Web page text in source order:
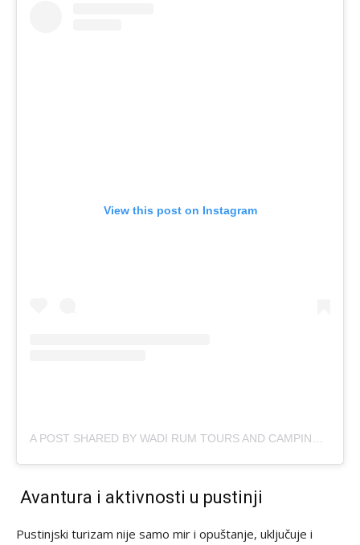
View this post on Instagram
Avantura i aktivnosti u pustinji
Pustinjski turizam nije samo mir i opuštanje, uključuje i